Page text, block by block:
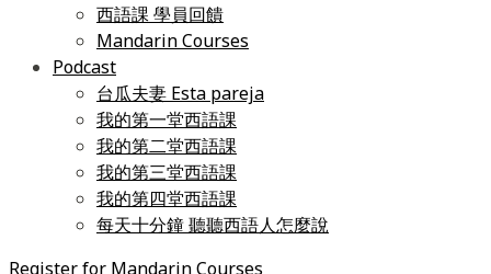
西語課 學員回饋
Mandarin Courses
Podcast
台瓜夫妻 Esta pareja
我的第一堂西語課
我的第二堂西語課
我的第三堂西語課
我的第四堂西語課
每天十分鐘 聽聽西語人怎麼說
Register for Mandarin Courses